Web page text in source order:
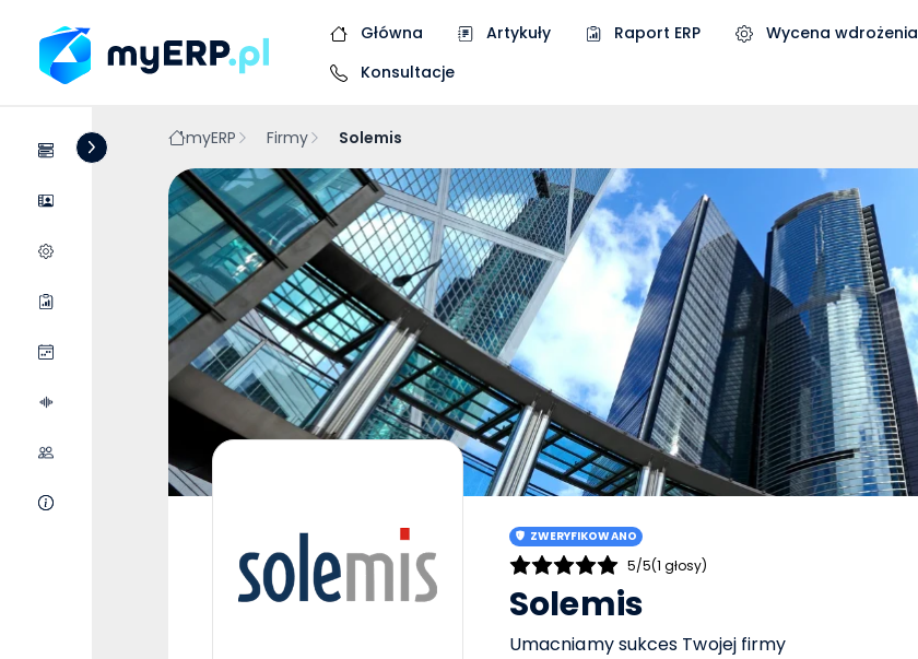
Główna Artykuły Raport ERP
Wycena wdrożenia
Konsultacje
Systemy
Wycena wdrożenia
myERP Firmy Solemis
ZWERYFIKOWANO
5/5(1 głosy)
Solemis
Umacniamy sukces Twojej firmy